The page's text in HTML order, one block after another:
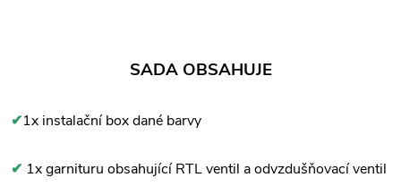
SADA OBSAHUJE
✔1x instalační box dané barvy
✔ 1x garnituru obsahující RTL ventil a odvzdušňovací ventil